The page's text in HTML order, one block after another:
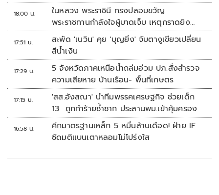
18:00 น.
ในหลวง พระราชินี ทรงปลอบขวัญ
พระราชทานกำลังใจผู้บาดเจ็บ เหตุกราดยิง
รร.เทพศิรินทร์นนทบุรี
17:51 น.
สะพัด 'เนวิน' คุย 'บุญยิ่ง' จับตางูเขียวเปลี่ยน
สีน้ำเงิน
17:29 น.
5 จังหวัดภาคเหนือน้ำถล่มอ่วม ปภ.สั่งสำรวจ
ความเสียหาย บ้านเรือน- พื้นที่เกษตร
17:15 น.
'สส.อังสณา' นำทีมพรรคเศรษฐกิจ ช่วยเด็ก
13 ถูกทำร้ายซ้ำซาก ประสานพม.เข้าคุ้มครอง
16:58 น.
ศึกมาตรฐานเหล็ก 5 หมื่นล้านเดือด! ฝ่าย IF
ซัดมติแบนเตาหลอมไม่โปร่งใส